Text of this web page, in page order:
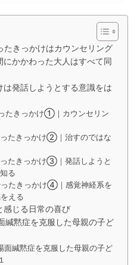
きっかけはカウンセリング
かかわった大人はすべて同
発話しようとする意識をは
たきっかけ①｜カウンセリン
たきっかけ②｜治すのではな
たきっかけ③｜発話しようと
る
たきっかけ④｜感覚神経系を
える
感じる日常の喜び
黙症を克服した母親の子ど
緘黙症を克服した母親の子ど